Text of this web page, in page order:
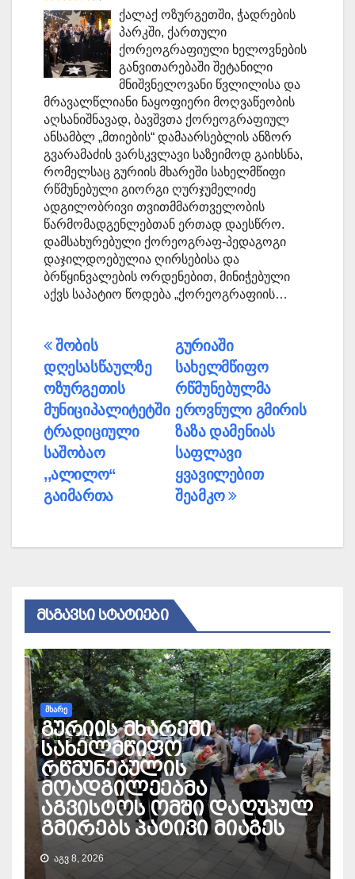
ქალაქ ოზურგეთში, ჭადრების
პარკში, ქართული
ქორეოგრაფიული ხელოვნების
განვითარებაში შეტანილი
მნიშვნელოვანი წვლილისა და
მრავალწლიანი ნაყოფიერი მოღვაწეობის
აღსანიშნავად, ბავშვთა ქორეოგრაფიულ
ანსამბლ „მთიების“ დამაარსებლის ანზორ
გვარამაძის ვარსკვლავი საზეიმოდ გაიხსნა,
რომელსაც გურიის მხარეში სახელმწიფი
რწმუნებული გიორგი ღურჯუმელიძე
ადგილობრივი თვითმმართველობის
წარმომადგენლებთან ერთად დაესწრო.
დამსახურებული ქორეოგრაფ-პედაგოგი
დაჯილდოებულია ღირსებისა და
ბრწყინვალების ორდენებით, მინიჭებული
აქვს საპატიო წოდება „ქორეოგრაფიის…
პოსტის
ნავიგაცია
გურიაში
სახელმწიფო
რწმუნებულმა
ეროვნული გმირის
ზაზა დამენიას
საფლავი
ყვავილებით
შეამკო
შობის
დღესასწაულზე
ოზურგეთის
მუნიციპალიტეტში
ტრადიციული
საშობაო
,,ალილო“
გაიმართა
ᲛᲡᲒᲐᲕᲡᲘ ᲡᲢᲐᲢᲘᲔᲑᲘ
ᲛᲮᲐᲠᲔ
გურიის მხარეში
სახელმწიფო
რწმუნებულის
მოადგილეებმა
აგვისტოს ომში დაღუპულ
გმირებს პატივი მიაგეს
ᲐᲒᲕ 8, 2026